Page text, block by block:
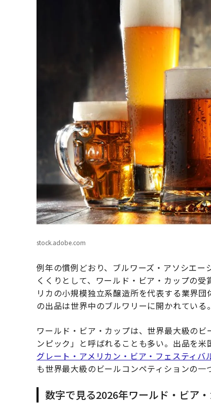
stock.adobe.com
例年の慣例どおり、ブルワーズ・アソシエ
くくりとして、ワールド・ビア・カップの
リカの小規模独立系醸造所を代表する業界
の出品は世界中のブルワリーに開かれている
ワールド・ビア・カップは、世界最大級の
ンピック」と呼ばれることも多い。出品を
グレート・アメリカン・ビア・フェスティバ
も世界最大級のビールコンペティションの一
数字で見る2026年ワールド・ビア